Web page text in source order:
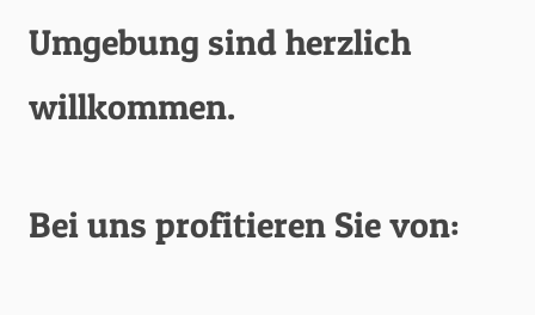
Umgebung sind herzlich
willkommen.
Bei uns profitieren Sie von: